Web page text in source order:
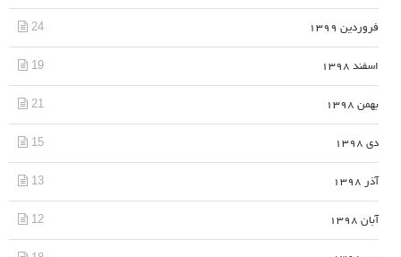
فروردین 1399 24
اسفند 1398 19
بهمن 1398 21
دی 1398 15
آذر 1398 13
آبان 1398 12